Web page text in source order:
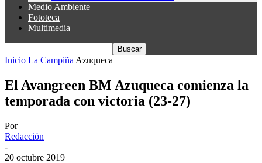
Medio Ambiente
Fototeca
Multimedia
Inicio La Campiña Azuqueca
El Avangreen BM Azuqueca comienza la
temporada con victoria (23-27)
Por
Redacción
-
20 octubre 2019